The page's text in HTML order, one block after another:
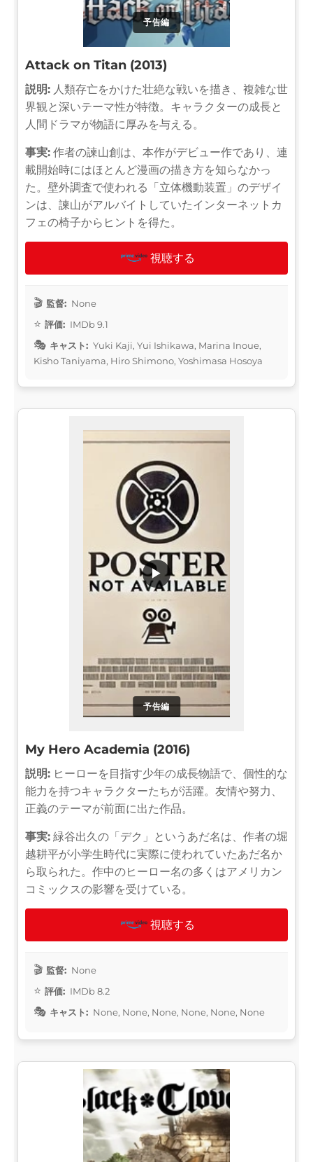
予告編
Attack on Titan (2013)
説明: 人類存亡をかけた壮絶な戦いを描き、複雑な世
界観と深いテーマ性が特徴。キャラクターの成長と
人間ドラマが物語に厚みを与える。
事実: 作者の諫山創は、本作がデビュー作であり、連
載開始時にはほとんど漫画の描き方を知らなかっ
た。壁外調査で使われる「立体機動装置」のデザイ
ンは、諫山がアルバイトしていたインターネットカ
フェの椅子からヒントを得た。
視聴する
監督: None
評価: IMDb 9.1
キャスト: Yuki Kaji, Yui Ishikawa, Marina Inoue,
Kisho Taniyama, Hiro Shimono, Yoshimasa Hosoya
予告編
▶
My Hero Academia (2016)
説明: ヒーローを目指す少年の成長物語で、個性的な
能力を持つキャラクターたちが活躍。友情や努力、
正義のテーマが前面に出た作品。
事実: 緑谷出久の「デク」というあだ名は、作者の堀
越耕平が小学生時代に実際に使われていたあだ名か
ら取られた。作中のヒーロー名の多くはアメリカン
コミックスの影響を受けている。
視聴する
監督: None
評価: IMDb 8.2
キャスト: None, None, None, None, None, None